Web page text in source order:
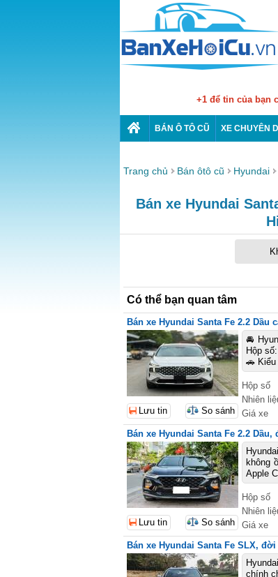
+1 để tin của bạn
BÁN Ô TÔ CŨ XE CHUYÊN
Trang chủ Bán ôtô cũ Hyundai
Bán xe Hyundai
Có thể bạn quan tâm
Bán xe Hyundai Santa Fe 2.2 Dầu
🚘
Hộp
🚗
Hộp số
Nhiên
Giá xe
Lưu tin So sánh
Bán xe Hyundai Santa Fe 2.2
không
Apple
Hộp số
Nhiên
Giá xe
Lưu tin So sánh
Bán xe Hyundai Santa Fe SLX,
chính